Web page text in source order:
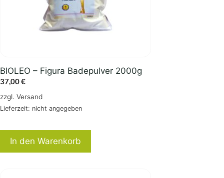
BIOLEO – Figura Badepulver 2000g
37,00€
zzgl. Versand
Lieferzeit: nicht angegeben
In den Warenkorb